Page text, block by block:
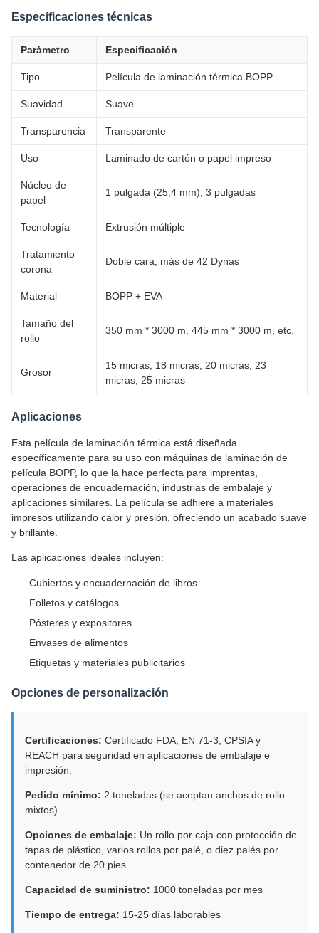
Especificaciones técnicas
Parámetro Especificación
Tipo Película de laminación térmica BOPP
Suavidad Suave
Transparencia Transparente
Uso Laminado de cartón o papel impreso
Núcleo de
papel
1 pulgada (25,4 mm), 3 pulgadas
Tecnología Extrusión múltiple
Tratamiento
corona
Doble cara, más de 42 Dynas
Material BOPP + EVA
Tamaño del
rollo
350 mm * 3000 m, 445 mm * 3000 m, etc.
Grosor
15 micras, 18 micras, 20 micras, 23
micras, 25 micras
Aplicaciones
Esta película de laminación térmica está diseñada
específicamente para su uso con máquinas de laminación de
película BOPP, lo que la hace perfecta para imprentas,
operaciones de encuadernación, industrias de embalaje y
aplicaciones similares. La película se adhiere a materiales
impresos utilizando calor y presión, ofreciendo un acabado suave
y brillante.
Las aplicaciones ideales incluyen:
Cubiertas y encuadernación de libros
Folletos y catálogos
Pósteres y expositores
Envases de alimentos
Etiquetas y materiales publicitarios
Opciones de personalización
Certificaciones: Certificado FDA, EN 71-3, CPSIA y
REACH para seguridad en aplicaciones de embalaje e
impresión.
Pedido mínimo: 2 toneladas (se aceptan anchos de rollo
mixtos)
Opciones de embalaje: Un rollo por caja con protección de
tapas de plástico, varios rollos por palé, o diez palés por
contenedor de 20 pies
Capacidad de suministro: 1000 toneladas por mes
Tiempo de entrega: 15-25 días laborables